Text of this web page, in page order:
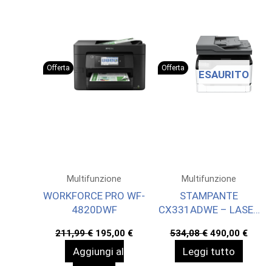
Offerta
Multifunzione
WORKFORCE PRO WF-
4820DWF
211,99€ Il
prezzo
originale
195,00 €Il
prezzo
Aggiungi al
Offerta
ESAURITO
Multifunzione
STAMPANTE
CX331ADWE – LASER
PPM
534,08€ Il
prezzo
originale
era:
490,00 €Il
Leggi tutto